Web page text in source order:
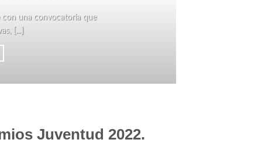
con una convocatoria que
[...]
Juventud 2022.